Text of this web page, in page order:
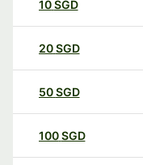
10SGD
20SGD
50SGD
100SGD